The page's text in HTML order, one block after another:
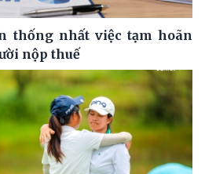
thống nhất việc tạm hoãn
nộp thuế